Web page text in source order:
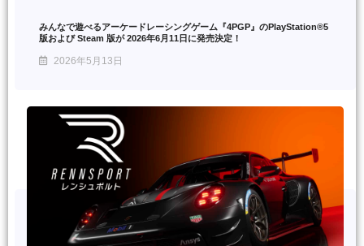
みんなで遊べるアーケードレーシングゲーム『4PGP』のPlayStation®5
版および Steam 版が 2026年6月11日に発売決定！
2026年5月13日